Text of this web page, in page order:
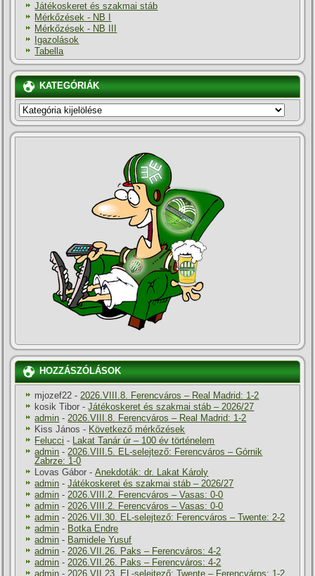
Játékoskeret és szakmai stáb
Mérkőzések - NB I
Mérkőzések - NB III
Igazolások
Tabella
KATEGÓRIÁK
KATEGÓRIÁK
HOZZÁSZÓLÁSOK
mjozef22 -2026.VIII.8. Ferencváros – Real Madrid: 1-2
kosik Tibor -Játékoskeret és szakmai stáb – 2026/27
admin -2026.VIII.8. Ferencváros – Real Madrid: 1-2
Kiss János - Következő mérkőzések
Felucci - Lakat Tanár úr – 100 év történelem
admin -2026.VIII.5. EL-selejtező: Ferencváros – Górnik
Zabrze: 1-0
Lovas Gábor -Anekdoták: dr. Lakat Károly
admin -Játékoskeret és szakmai stáb – 2026/27
admin -2026.VIII.2. Ferencváros – Vasas: 0-0
admin -2026.VIII.2. Ferencváros – Vasas: 0-0
admin -2026.VII.30. EL-selejtező: Ferencváros – Twente: 2-2
admin - Botka Endre
admin - Bamidele Yusuf
admin -2026.VII.26. Paks – Ferencváros: 4-2
admin -2026.VII.26. Paks – Ferencváros: 4-2
admin - 2026.VII.23. EL-selejtező: Twente – Ferencváros: 1-2